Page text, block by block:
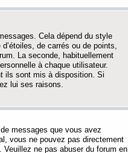
Cela dépend du style
de carrés ou de points,
La seconde, habituellement
à chaque utilisateur.
ils sont mis à disposition. Si
lui ses raisons.
messages que vous avez
vous ne pouvez pas directement
ne pas abuser du forum en